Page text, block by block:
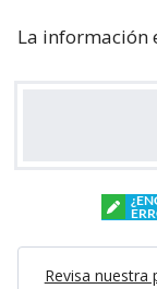
La información
Revisa nuestra